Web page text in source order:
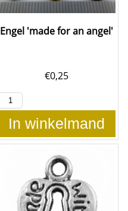
Engel 'made for an angel'
€0,25
In winkelmand